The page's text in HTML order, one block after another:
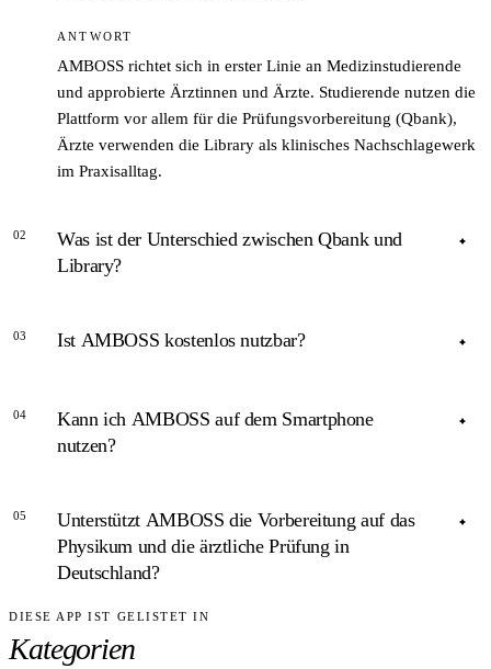
ANTWORT
AMBOSS richtet sich in erster Linie an Medizinstudierende
und approbierte Ärztinnen und Ärzte. Studierende nutzen die
Plattform vor allem für die Prüfungsvorbereitung (Qbank),
Ärzte verwenden die Library als klinisches Nachschlagewerk
im Praxisalltag.
02
Was ist der Unterschied zwischen Qbank und
Library?
Die Qbank ist eine Fragenbank für die Prüfungsvorbereitung
Diagnosen, Therapiepfade, Laborbefunde und
Medikamentendosierungen.
03 Ist AMBOSS kostenlos nutzbar?
AMBOSS bietet zeitlich begrenzte kostenlose Testzugänge.
Danach ist ein kostenpflichtiges Abonnement erforderlich.
04
Kann ich AMBOSS auf dem Smartphone
nutzen?
Ja, AMBOSS ist als App für iOS und Android sowie im
Browser verfügbar. Für die mobile Nutzung ist nach dem
Download ein Konto und ein gültiges Abonnement
05
Unterstützt AMBOSS die Vorbereitung auf das
Physikum und die ärztliche Prüfung in
Deutschland?
ANTWORT
Die Qbank von AMBOSS enthält Fragenkataloge, die auf die
DIESE APP IST GELISTET IN
Kategorien